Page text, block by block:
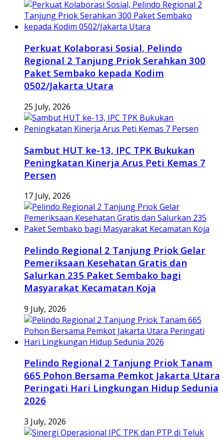
Perkuat Kolaborasi Sosial, Pelindo
Regional 2 Tanjung Priok Serahkan 300
Paket Sembako kepada Kodim
0502/Jakarta Utara
25 July, 2026
Sambut HUT ke-13, IPC TPK Bukukan
Peningkatan Kinerja Arus Peti Kemas 7
Persen
17 July, 2026
Pelindo Regional 2 Tanjung Priok Gelar
Pemeriksaan Kesehatan Gratis dan
Salurkan 235 Paket Sembako bagi
Masyarakat Kecamatan Koja
9 July, 2026
Pelindo Regional 2 Tanjung Priok Tanam
665 Pohon Bersama Pemkot Jakarta Utara
Peringati Hari Lingkungan Hidup Sedunia
2026
3 July, 2026